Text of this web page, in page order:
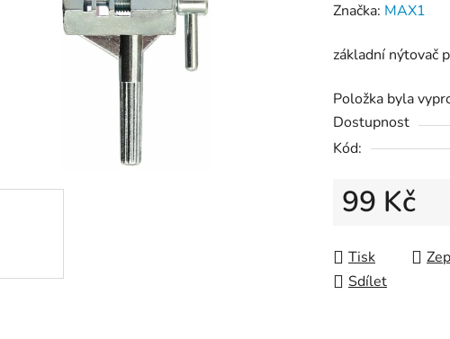
Značka: MAX1
základní nýtovač
Položka byla
Dostupnost
Kód:
99 Kč
Tisk
Sdílet